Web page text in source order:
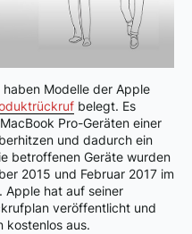
Modelle der Apple
belegt. Es
Pro-Geräten einer
und dadurch ein
betroffenen Geräte wurden
2015 und Februar 2017 im
Apple hat auf seiner
veröffentlicht und
kostenlos aus.